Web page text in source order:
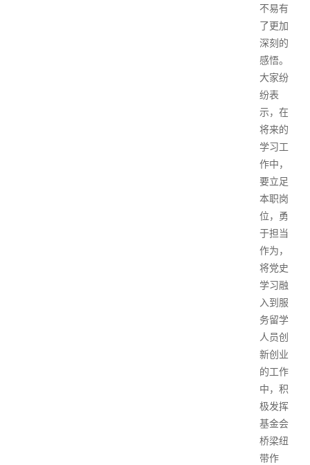
不易有
了更加
深刻的
感悟。
大家纷
纷表
示，在
将来的
学习工
作中，
要立足
本职岗
位，勇
于担当
作为，
将党史
学习融
入到服
务留学
人员创
新创业
的工作
中，积
极发挥
基金会
桥梁纽
带作